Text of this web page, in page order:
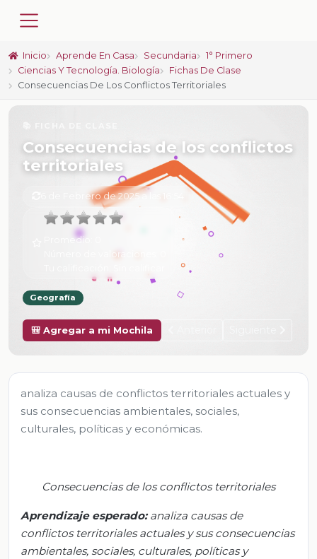
Inicio Aprende En Casa Secundaria
1° Primero
Ciencias Y Tecnología. Biología
Fichas De Clase
Consecuencias De Los Conflictos Territoriales
Consecuencias de los conflictos
territoriales
6 de Febrero de 2025 a las 16:54
Promedio:
Número de valoraciones:
Geografía
🎒 Agregar a mi Mochila
analiza causas de conflictos territoriales actuales y
sus consecuencias ambientales, sociales,
culturales, políticas y económicas.
Consecuencias de los conflictos territoriales
Aprendizaje esperado: analiza causas de
conflictos territoriales actuales y sus consecuencias
ambientales, sociales, culturales, políticas y